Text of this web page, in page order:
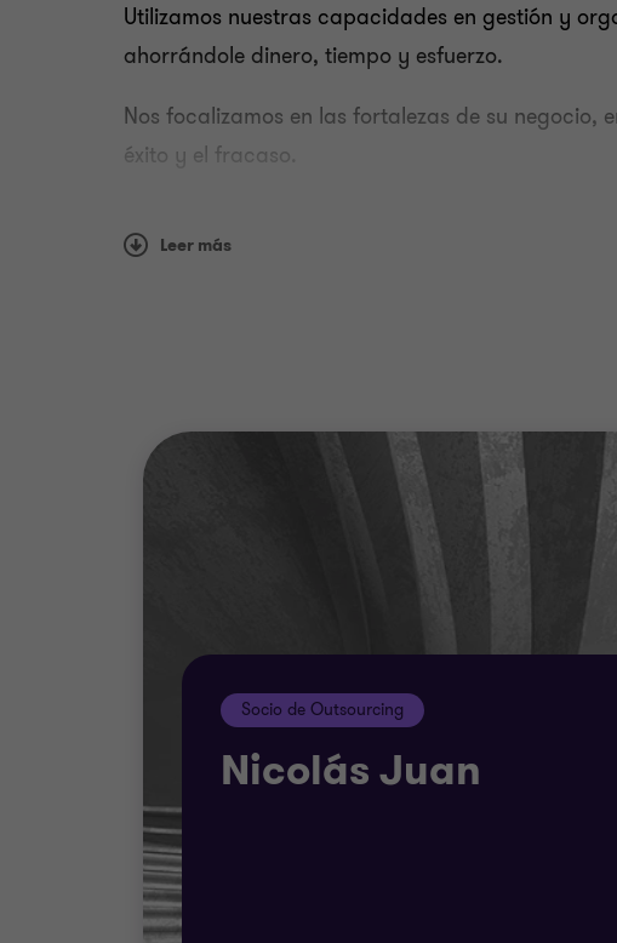
Utilizamos nuestras capacidades en gestión y
ahorrándole dinero, tiempo y esfuerzo.
Nos focalizamos en las fortalezas de su negocio,
éxito y el fracaso.
Leer más
Socio de Outsourcing
Nicolás Juan